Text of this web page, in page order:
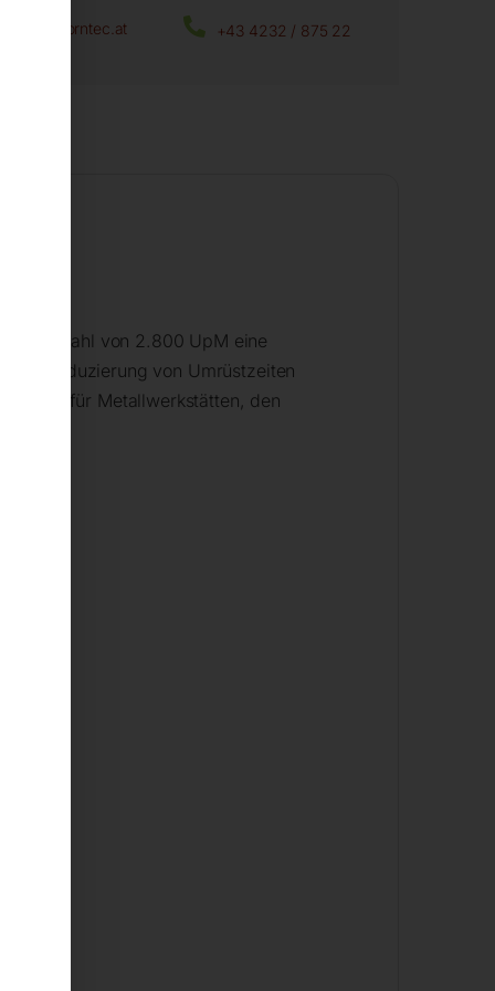
office@horntec.at +43 4232 / 875 22
Drehzahl von 2.800 UpM eine
Reduzierung von Umrüstzeiten
für Metallwerkstätten, den